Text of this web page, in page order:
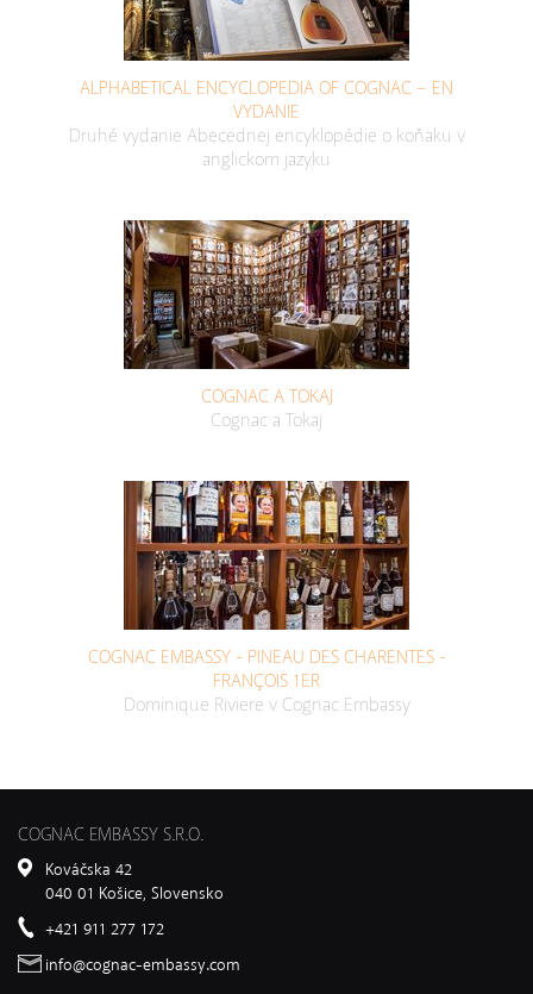
ALPHABETICAL ENCYCLOPEDIA OF COGNAC – EN
VYDANIE
Druhé vydanie Abecednej encyklopédie o koňaku v
anglickom jazyku
COGNAC A TOKAJ
Cognac a Tokaj
COGNAC EMBASSY - PINEAU DES CHARENTES -
FRANÇOIS 1ER
Dominique Riviere v Cognac Embassy
COGNAC EMBASSY S.R.O.
Kováčska 42
040 01 Košice, Slovensko
+421 911 277 172
info@cognac-embassy.com